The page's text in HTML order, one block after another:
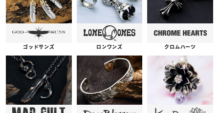
ゴッドサンズ ロンワンズ クロムハーツ